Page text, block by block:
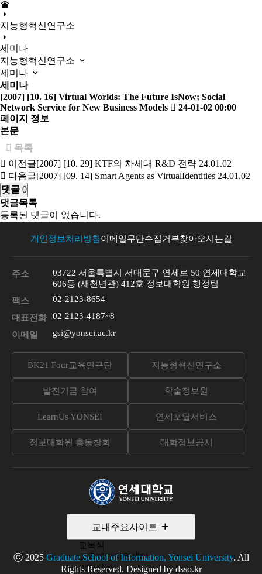
지능형혁신연구소
세미나
지능형혁신연구소
세미나
세미나
[2007] [10. 16] Virtual Worlds: The Future IsNow; Social
Network Service for New Business Models
24-01-02 00:00
페이지 정보
본문
목록
이전글[2007] [10. 29] KTF의 차세대 R&D 전략 24.01.02
다음글[2007] [09. 14] Smart Agents as VirtualIdentities 24.01.02
댓글 0
댓글목록
등록된 댓글이 없습니다.
개인정보처리방침이메일무단수집거부찾아오시는길
주소
03722 서울특별시 서대문구 연세로 50 연세대학교
606동 (새천년관) 412호 정보대학원 행정팀
팩스
02-2123-8654
대표전화
02-2123-4187~8
이메일
gsi@yonsei.ac.kr
BK21 Four교육연구단 지능형혁신연구소
발전기금 참여 학술정보원
LearnUs YONSEI 연세포탈서비스
정보대학원 총동창회 대학정보공시
교내주요사이트
교목실
교육개발지원센터
교직과정
ⓒ 2025 Graduate School of Information, Yonsei University. All
Rights Reserved. Designed by dsso.kr